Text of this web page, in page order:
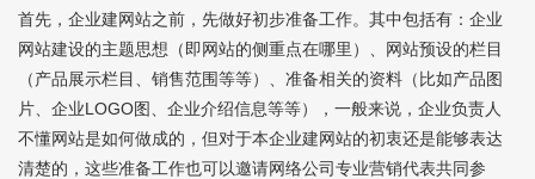
首先， 企业建网站之前，先做好初步准备工作。其中包括有：企业
网站建设的主题思想（即网站的侧重点在哪里）、网站预设的栏目
（产品展示栏目、销售范围等等）、准备相关的资料（比如产品图
片、企业LOGO图、企业介绍信息等等），一般来说，企业负责人
不懂网站是如何做成的，但对于本企业建网站的初衷还是能够表达
清楚的，这些准备工作也可以邀请网络公司专业营销代表共同参